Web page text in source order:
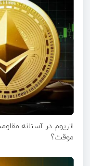
اتریوم در آستانه
موقت؟